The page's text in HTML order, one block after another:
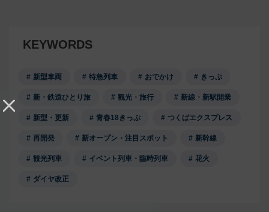
KEYWORDS
新型車両 特急列車 おでかけ きっぷ
新・鉄道ひとり旅 観光・旅行 新線・新駅開業
新型・更新 青春18きっぷ つくばエクスプレス
再開発 新オープン・注目スポット 新幹線
観光列車 イベント列車・臨時列車 花火
ダイヤ改正